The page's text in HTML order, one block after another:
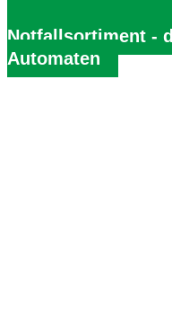
Notfallsortiment -
Automaten